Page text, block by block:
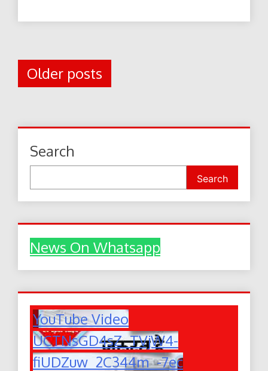
Posts
Older posts
Search
Search
News On Whatsapp
YouTube Video
UCTNsGD4sZ_TVjW4-
fiUDZuw_2C344m_-7ec